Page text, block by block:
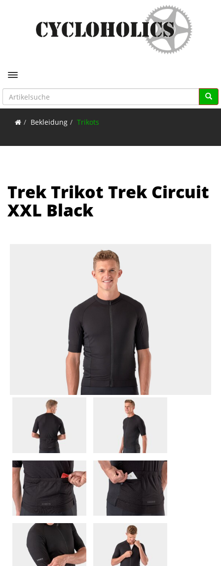
Toggle navigation
Bekleidung Trikots
Trek Trikot Trek Circuit
XXL Black